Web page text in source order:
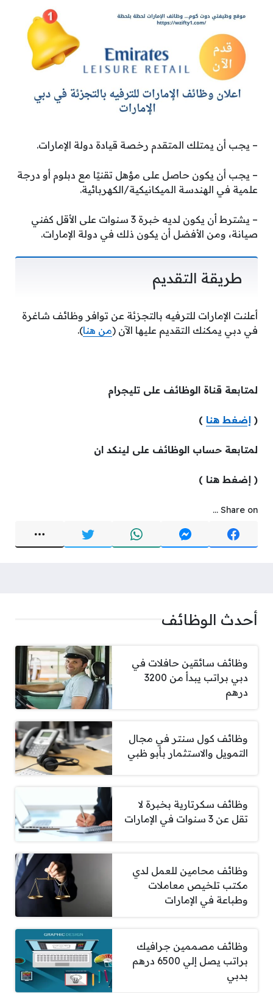
– يجب أن يمتلك المتقدم رخصة قيادة دولة الإمارات.
– يجب أن يكون حاصل على مؤهل تقنيًا مع دبلوم أو درجة
علمية في الهندسة الميكانيكية/الكهربائية.
– يشترط أن يكون لديه خبرة 3 سنوات على الأقل كفني
صيانة، ومن الأفضل أن يكون ذلك في دولة الإمارات.
طريقة التقديم
أعلنت الإمارات للترفيه بالتجزئة عن توافر وظائف شاغرة
في دبي يمكنك التقديم عليها الآن (من هنا).
لمتابعة قناة الوظائف على تليجرام
( إضغط هنا )
لمتابعة حساب الوظائف على لينكد ان
( إضغط هنا )
Share on ...
أحدث الوظائف
وظائف سائقين حافلات في
دبي براتب يبدأ من 3200
درهم
وظائف كول سنتر في مجال
التمويل والاستثمار بأبو ظبي
وظائف سكرتارية بخبرة لا
تقل عن 3 سنوات في الإمارات
وظائف محامين للعمل لدي
مكتب تلخيص معاملات
وطباعة في الإمارات
وظائف مصممين جرافيك
براتب يصل إلي 6500 درهم
بدبي